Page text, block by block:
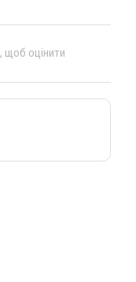
, щоб оцінити